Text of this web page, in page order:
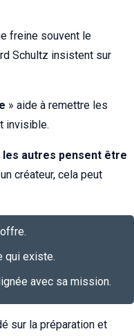
freine souvent le
Schultz insistent sur
» aide à remettre les
invisible.
les autres pensent être
créateur, cela peut
qui existe.
avec sa mission.
sur la préparation et